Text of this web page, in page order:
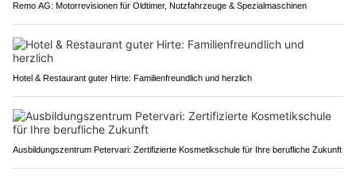
Remo AG: Motorrevisionen für Oldtimer, Nutzfahrzeuge & Spezialmaschinen
Hotel & Restaurant guter Hirte: Familienfreundlich und herzlich
Ausbildungszentrum Petervari: Zertifizierte Kosmetikschule für Ihre berufliche Zukunft